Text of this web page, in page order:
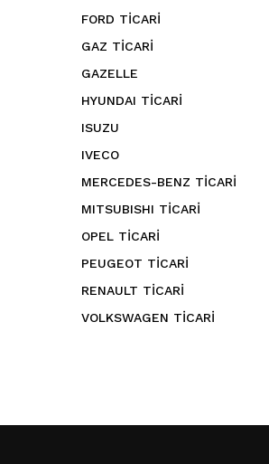
FORD TİCARİ
GAZ TİCARİ
GAZELLE
HYUNDAI TİCARİ
ISUZU
IVECO
MERCEDES-BENZ TİCARİ
MITSUBISHI TİCARİ
OPEL TİCARİ
PEUGEOT TİCARİ
RENAULT TİCARİ
VOLKSWAGEN TİCARİ